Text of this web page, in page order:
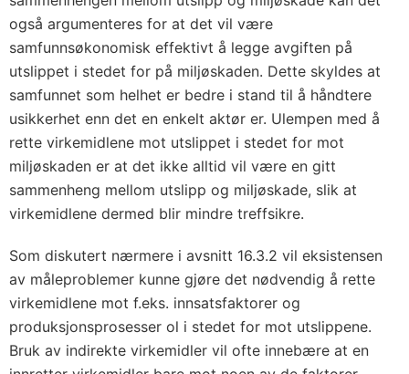
også argumenteres for at det vil være
samfunnsøkonomisk effektivt å legge avgiften på
utslippet i stedet for på miljøskaden. Dette skyldes at
samfunnet som helhet er bedre i stand til å håndtere
usikkerhet enn det en enkelt aktør er. Ulempen med å
rette virkemidlene mot utslippet i stedet for mot
miljøskaden er at det ikke alltid vil være en gitt
sammenheng mellom utslipp og miljøskade, slik at
virkemidlene dermed blir mindre treffsikre.
Som diskutert nærmere i avsnitt 16.3.2 vil eksistensen
av måleproblemer kunne gjøre det nødvendig å rette
virkemidlene mot f.eks. innsatsfaktorer og
produksjonsprosesser ol i stedet for mot utslippene.
Bruk av indirekte virkemidler vil ofte innebære at en